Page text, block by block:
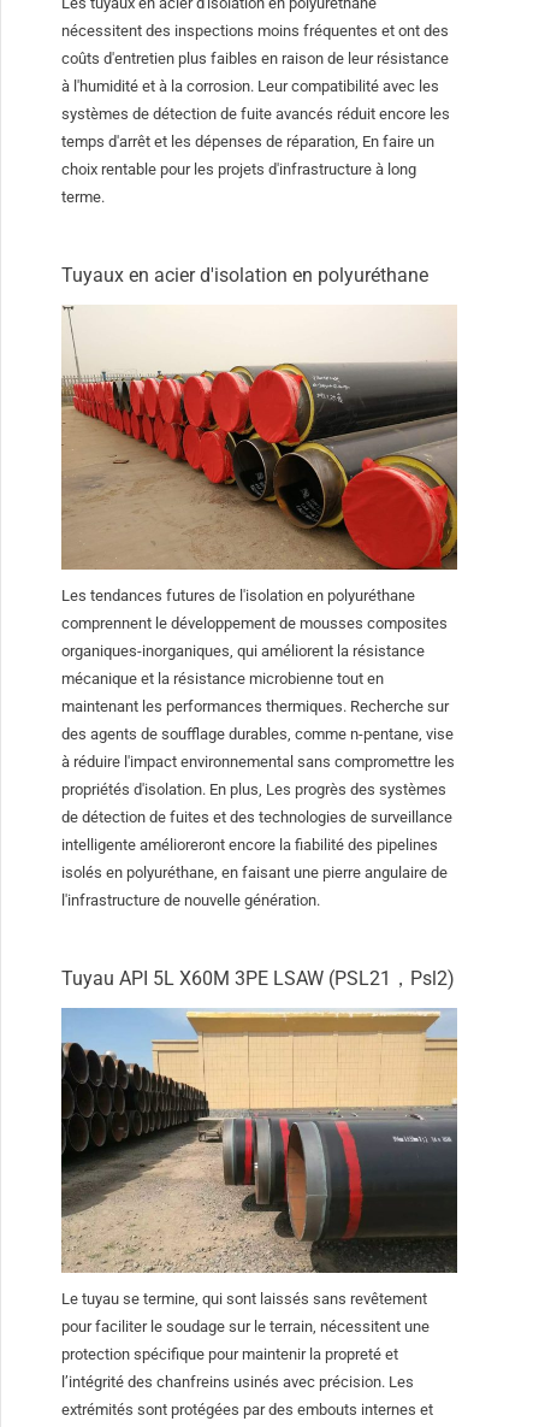
nécessitent des inspections moins fréquentes et ont des
coûts d'entretien plus faibles en raison de leur résistance
à l'humidité et à la corrosion. Leur compatibilité avec les
systèmes de détection de fuite avancés réduit encore les
temps d'arrêt et les dépenses de réparation, En faire un
choix rentable pour les projets d'infrastructure à long
terme.
Tuyaux en acier d'isolation en polyuréthane
Les tendances futures de l'isolation en polyuréthane
comprennent le développement de mousses composites
organiques-inorganiques, qui améliorent la résistance
mécanique et la résistance microbienne tout en
maintenant les performances thermiques. Recherche sur
des agents de soufflage durables, comme n-pentane, vise
à réduire l'impact environnemental sans compromettre les
propriétés d'isolation. En plus, Les progrès des systèmes
de détection de fuites et des technologies de surveillance
intelligente amélioreront encore la fiabilité des pipelines
isolés en polyuréthane, en faisant une pierre angulaire de
l'infrastructure de nouvelle génération.
Tuyau API 5L X60M 3PE LSAW (PSL21，Psl2)
Le tuyau se termine, qui sont laissés sans revêtement
pour faciliter le soudage sur le terrain, nécessitent une
protection spécifique pour maintenir la propreté et
l’intégrité des chanfreins usinés avec précision. Les
extrémités sont protégées par des embouts internes et